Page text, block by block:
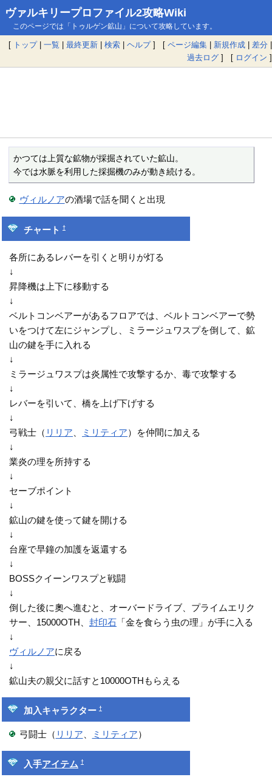
ヴァルキリープロファイル2攻略Wiki
このページでは「トゥルゲン鉱山」について攻略しています。
[ トップ| 一覧 | 最終更新 | 検索 | ヘルプ] [ ページ編集 | 新規作成 | 差分 |
過去ログ ] [ ログイン ]
かつては上質な鉱物が採掘されていた鉱山。
今では水脈を利用した採掘機のみが動き続ける。
ヴィルノアの酒場で話を聞くと出現
チャート †
各所にあるレバーを引くと明りが灯る
↓
昇降機は上下に移動する
↓
ベルトコンベアーがあるフロアでは、ベルトコンベアーで勢
いをつけて左にジャンプし、ミラージュワスプを倒して、鉱
山の鍵を手に入れる
↓
ミラージュワスプは炎属性で攻撃するか、毒で攻撃する
↓
レバーを引いて、橋を上げ下げする
↓
弓戦士（ リリア ミリティア）を仲間に加える
↓
業炎の理を所持する
↓
セーブポイント
↓
鉱山の鍵を使って鍵を開ける
↓
台座で早鐘の加護を返還する
↓
BOSSクイーンワスプと戦闘
↓
倒した後に奧へ進むと、オーバードライブ、プライムエリク
サー、15000OTH、封印石 「金を食らう虫の理」が手に入る
↓
ヴィルノアに戻る
↓
鉱山夫の親父に話すと10000OTHもらえる
加入キャラクター †
弓闘士（ リリア ミリティア）
入手アイテム †